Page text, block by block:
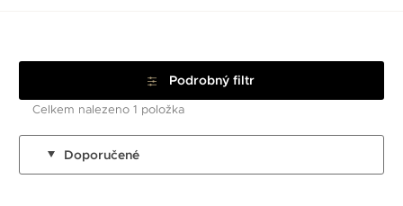
Podrobný filtr
Celkem nalezeno 1 položka
Doporučené